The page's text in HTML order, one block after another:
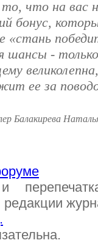
что на вас
бонус,
«стань
шансы -
ее за
Балакирева